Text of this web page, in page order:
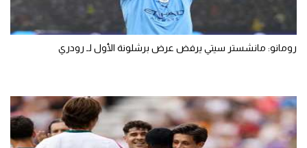
رومانو: مانشستر سيتي يرفض عرض برشلونة الأول لـ رودري